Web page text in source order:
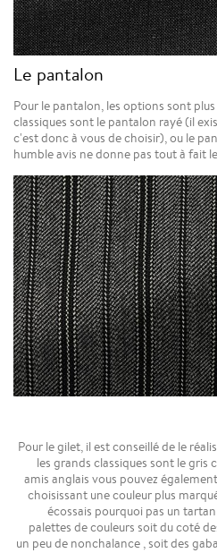
Le pantalon
Pour le pantalon, les options sont
classiques sont le pantalon rayé (il
c'est donc à vous de choisir), ou le
humble avis ne donne pas tout à fait
Pour le gilet, il est conseillé de le
les grands classiques sont le gris
amis anglais vous pouvez
choisissant une couleur plus
écossais pourquoi pas un
palettes de couleurs soit du coté
un peu de nonchalance , soit des